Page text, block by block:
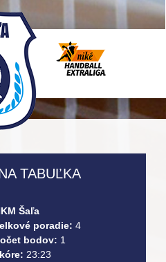
TABUĽKA
Šaľa
poradie: 4
bodov: 1
23:23